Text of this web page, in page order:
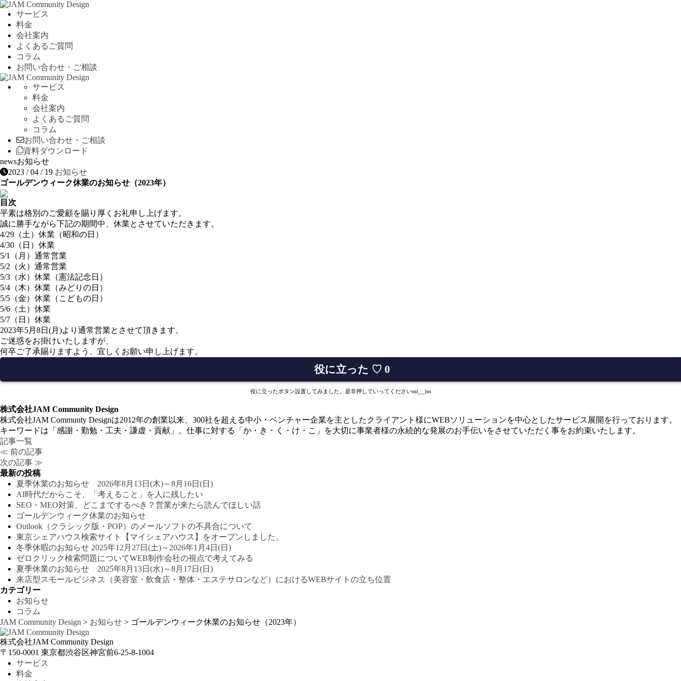
サービス
料金
会社案内
よくあるご質問
コラム
お問い合わせ・ご相談
サービス
料金
会社案内
よくあるご質問
コラム
お問い合わせ・ご相談
資料ダウンロード
newsお知らせ
2023 / 04 / 19 お知らせ
ゴールデンウィーク休業のお知らせ（2023年）
目次
平素は格別のご愛顧を賜り厚くお礼申し上げます。
誠に勝手ながら下記の期間中、休業とさせていただきます。
4/29（土）休業（昭和の日）
4/30（日）休業
5/1（月）通常営業
5/2（火）通常営業
5/3（水）休業（憲法記念日）
5/4（木）休業（みどりの日）
5/5（金）休業（こどもの日）
5/6（土）休業
5/7（日）休業
2023年5月8日(月)より通常営業とさせて頂きます。
ご迷惑をお掛けいたしますが、
何卒ご了承賜りますよう、宜しくお願い申し上げます。
役に立った ♡ 0
役に立ったボタン設置してみました。是非押していってくださいm(__)m
株式会社JAM Community Design
株式会社JAM Communty Designは2012年の創業以来、300社を超える中小・ベンチャー企業を主としたクライアント様にWEBソリューションを中心としたサービス展開を行っております。
キーワードは「感謝・勤勉・工夫・謙虚・貢献」。仕事に対する「か・き・く・け・こ」を大切に事業者様の永続的な発展のお手伝いをさせていただく事をお約束いたします。
記事一覧
≪ 前の記事
次の記事 ≫
最新の投稿
夏季休業のお知らせ 2026年8月13日(木)～8月16日(日)
AI時代だからこそ、「考えること」を人に残したい
SEO・MEO対策、どこまでするべき？営業が来たら読んでほしい話
ゴールデンウィーク休業のお知らせ
Outlook（クラシック版・POP）のメールソフトの不具合について
東京シェアハウス検索サイト【マイシェアハウス】をオープンしました。
冬季休暇のお知らせ 2025年12月27日(土)～2026年1月4日(日)
ゼロクリック検索問題についてWEB制作会社の視点で考えてみる
夏季休業のお知らせ 2025年8月13日(水)～8月17日(日)
来店型スモールビジネス（美容室・飲食店・整体・エステサロンなど）におけるWEBサイトの立ち位置
カテゴリー
お知らせ
コラム
JAM Community Design > お知らせ > ゴールデンウィーク休業のお知らせ（2023年）
株式会社JAM Community Design
〒150-0001 東京都渋谷区神宮前6-25-8-1004
サービス
料金